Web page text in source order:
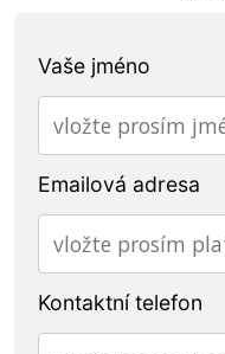
Vaše jméno
Emailová adresa
Kontaktní telefon